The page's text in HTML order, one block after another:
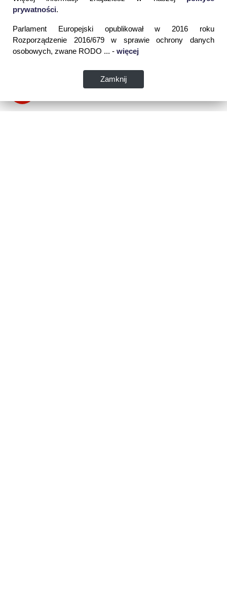
prywatności.
Parlament Europejski opublikował w 2016 roku
Rozporządzenie 2016/679 w sprawie ochrony danych
osobowych, zwane RODO ... - więcej
Zamknij